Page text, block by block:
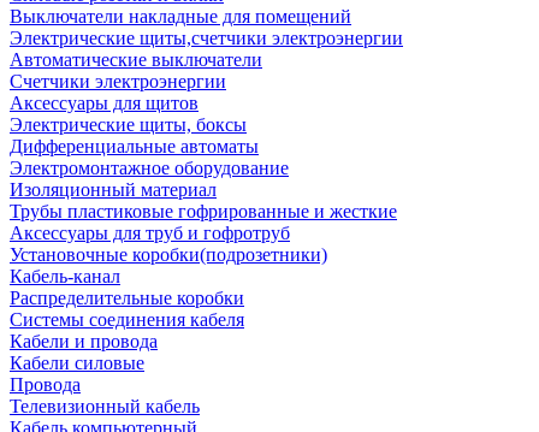
Выключатели накладные для помещений
Электрические щиты,счетчики электроэнергии
Автоматические выключатели
Счетчики электроэнергии
Аксессуары для щитов
Электрические щиты, боксы
Дифференциальные автоматы
Электромонтажное оборудование
Изоляционный материал
Трубы пластиковые гофрированные и жесткие
Аксессуары для труб и гофротруб
Установочные коробки(подрозетники)
Кабель-канал
Распределительные коробки
Системы соединения кабеля
Кабели и провода
Кабели силовые
Провода
Телевизионный кабель
Кабель компьютерный